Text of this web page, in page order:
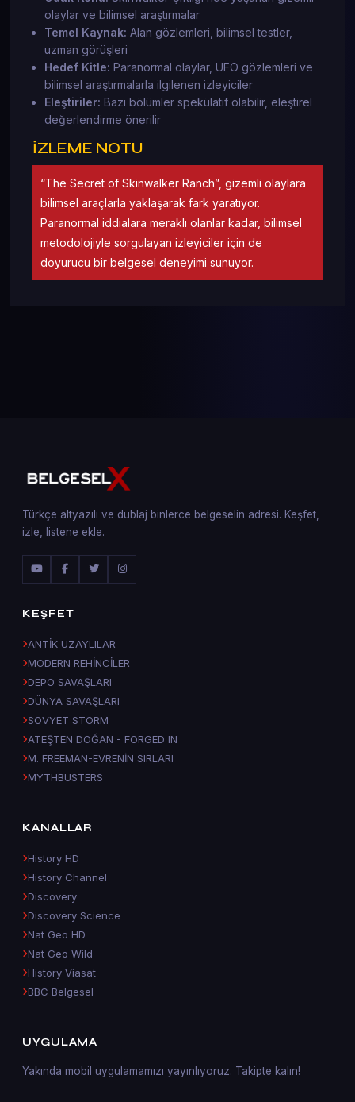
olaylar ve bilimsel araştırmalar
Temel Kaynak: Alan gözlemleri, bilimsel testler,
uzman görüşleri
Hedef Kitle: Paranormal olaylar, UFO gözlemleri ve
bilimsel araştırmalarla ilgilenen izleyiciler
Eleştiriler: Bazı bölümler spekülatif olabilir, eleştirel
değerlendirme önerilir
İZLEME NOTU
“The Secret of Skinwalker Ranch”, gizemli olaylara
bilimsel araçlarla yaklaşarak fark yaratıyor.
Paranormal iddialara meraklı olanlar kadar, bilimsel
metodolojiyle sorgulayan izleyiciler için de
doyurucu bir belgesel deneyimi sunuyor.
Türkçe altyazılı ve dublaj binlerce belgeselin adresi. Keşfet,
izle, listene ekle.
KEŞFET
ANTİK UZAYLILAR
MODERN REHİNCİLER
DEPO SAVAŞLARI
DÜNYA SAVAŞLARI
SOVYET STORM
ATEŞTEN DOĞAN - FORGED IN
M. FREEMAN-EVRENİN SIRLARI
MYTHBUSTERS
KANALLAR
History HD
History Channel
Discovery
Discovery Science
Nat Geo HD
Nat Geo Wild
History Viasat
BBC Belgesel
UYGULAMA
Yakında mobil uygulamamızı yayınlıyoruz. Takipte kalın!